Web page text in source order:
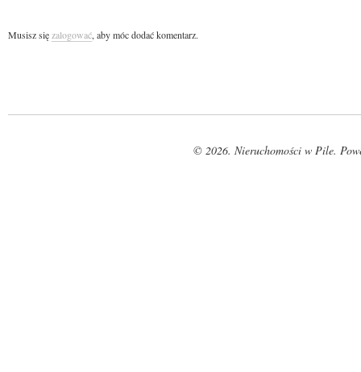
Musisz sięzalogować, aby móc dodać komentarz.
© 2026. Nieruchomości w Pile.